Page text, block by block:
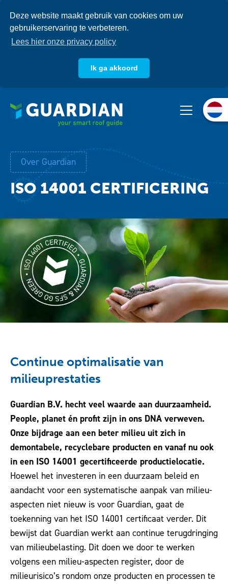
Deze website maakt gebruik van cookies om uw
gebruikerservaring te verbeteren.
Lees hier onze privacy policy
Ik ga akkoord
naar
Producten
Systemen
Kennisbank
Downloads
Contact
Over Guardian
Continue optimalisatie van
milieuprestaties
Guardian B.V. hecht veel waarde aan duurzaamheid.
People, planet én profit zijn in ons DNA verweven.
Onze bijdrage aan een beter milieu uit zich in
demontabele, recyclebare producten en vanaf nu ook
in een ISO 14001 gecertificeerde productielocatie.
Hoewel het investeren in een duurzaam beleid en
aandacht voor een systematische aanpak van milieu-
aspecten niet nieuw is voor Guardian, gaat de
toekenning van het ISO 14001 certificaat verder. Dit
bewijst dat Guardian werkt aan continue terugdringing
van milieubelasting. Dit doen we door te werken
volgens een milieu-aspecten register, door de
milieurisico’s rondom onze producten en processen te